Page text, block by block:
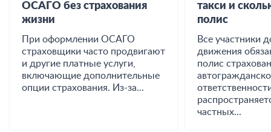
ОСАГО без страхования
жизни
При оформлении ОСАГО
страховщики часто продвигают
и другие платные услуги,
включающие дополнительные
опции страхования. Из-за...
такси и
полис
Все участники
движения
полис
частных...